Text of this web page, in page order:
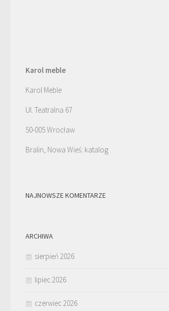
Karol meble
Karol Meble
Ul. Teatralna 67
50-005 Wrocław
Bralin, Nowa Wieś: katalog
NAJNOWSZE KOMENTARZE
ARCHIWA
sierpień 2026
lipiec 2026
czerwiec 2026